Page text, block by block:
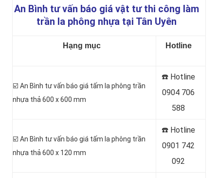
An Bình tư vấn báo giá vật tư thi công làm
trần la phông nhựa tại Tân Uyên
Hạng mục Hotline
☑️ An Bình tư vấn báo giá tấm la phông trần
nhựa thả 600 x 600 mm
☎️ Hotline
0904 706
588
☑️ An Bình tư vấn báo giá tấm la phông trần
nhựa thả 600 x 120 mm
☎️ Hotline
0901 742
092